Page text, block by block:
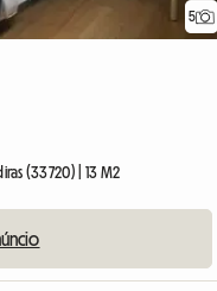
5
(33720) | 13 M2